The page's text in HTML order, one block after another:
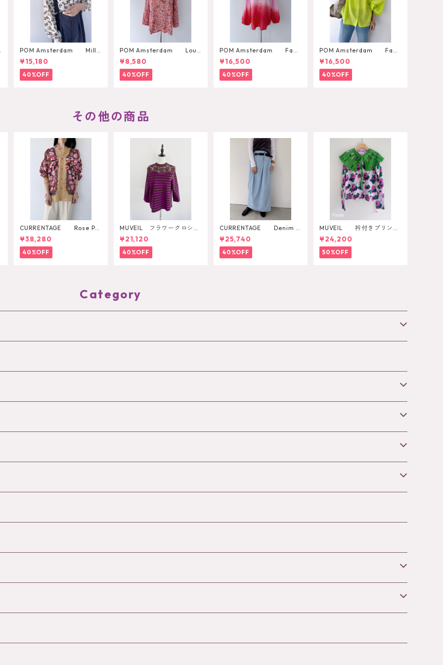
POM Amsterdam Milly
Butterfly Blouse
¥15,180
40%OFF
POM Amsterdam Lou
Heart to Heart Blouse
¥8,580
40%OFF
POM Amsterdam Fade
d Scarlet Red Blouse
¥16,500
40%OFF
POM Amsterdam Fade
d Summer Lime Blouse
¥16,500
40%OFF
その他の商品
CURRENTAGE Rose Pri
nt Shirt
¥38,280
40%OFF
MUVEIL フラワークロシェ
カットソー
¥21,120
40%OFF
CURRENTAGE Denim S
kirt
¥25,740
40%OFF
MUVEIL 衿付きプリント
カーディガン
¥24,200
50%OFF
Category